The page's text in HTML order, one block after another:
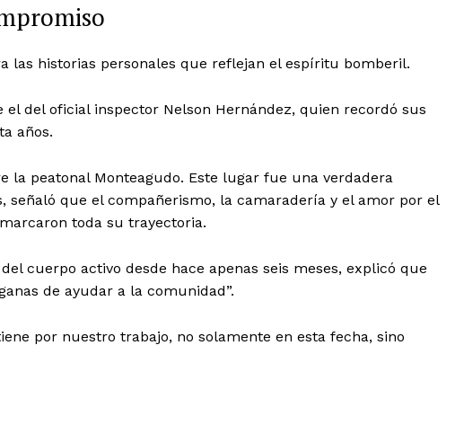
las historias personales que reflejan el espíritu bomberil.
del oficial inspector Nelson Hernández, quien recordó sus
años.
la peatonal Monteagudo. Este lugar fue una verdadera
señaló que el compañerismo, la camaradería y el amor por el
toda su trayectoria.
cuerpo activo desde hace apenas seis meses, explicó que
de ayudar a la comunidad”.
por nuestro trabajo, no solamente en esta fecha, sino